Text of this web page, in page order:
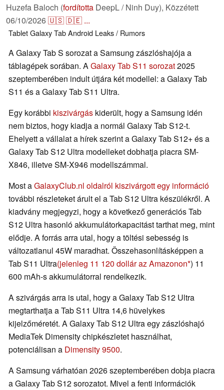
Huzefa Baloch (fordította DeepL / Ninh Duy), Közzétett
06/10/2026🇺🇸🇩🇪 ...
TabletGalaxy TabAndroid Leaks / Rumors
A Galaxy Tab S sorozat a Samsung zászlóshajója a
táblagépek sorában. AGalaxy Tab S11 sorozat2025
szeptemberében indult útjára két modellel: a Galaxy Tab
S11 és a Galaxy Tab S11 Ultra.
Egy korábbi kiszivárgás kiderült, hogy a Samsung idén
nem biztos, hogy kiadja a normál Galaxy Tab S12-t.
Ehelyett a vállalat a hírek szerint a Galaxy Tab S12+ és a
Galaxy Tab S12 Ultra modelleket dobhatja piacra SM-
X846, illetve SM-X946 modellszámmal.
Most aGalaxyClub.nl oldalról kiszivárgott egy információ
további részleteket árult el a Tab S12 Ultra készülékről. A
kiadvány megjegyzi, hogy a következő generációs Tab
S12 Ultra hasonló akkumulátorkapacitást tarthat meg, mint
elődje. A forrás arra utal, hogy a töltési sebesség is
változatlanul 45W maradhat. Összehasonlításképpen a
Tab S11 Ultra(jelenleg 11 120 dollár az Amazonon ) 11
600 mAh-s akkumulátorral rendelkezik.
A szivárgás arra is utal, hogy a Galaxy Tab S12 Ultra
megtarthatja a Tab S11 Ultra 14,6 hüvelykes
kijelzőméretét. A Galaxy Tab S12 Ultra egy zászlóshajó
MediaTek Dimensity chipkészletet használhat,
potenciálisan a Dimensity 9500.
A Samsung várhatóan 2026 szeptemberében dobja piacra
a Galaxy Tab S12 sorozatot. Mivel a fenti információk